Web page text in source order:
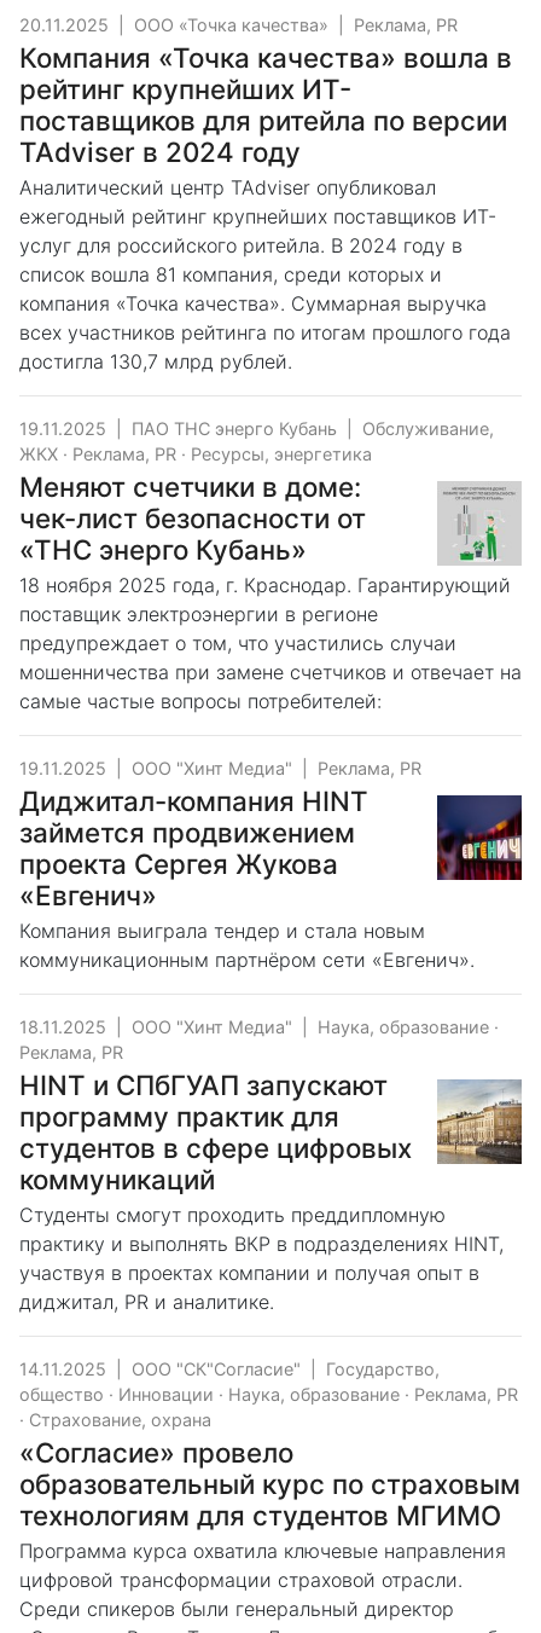
20.11.2025 ООО «Точка качества» Реклама, PR
Компания «Точка качества» вошла в
рейтинг крупнейших ИТ-
поставщиков для ритейла по версии
TAdviser в 2024 году
Аналитический центр TAdviser опубликовал
ежегодный рейтинг крупнейших поставщиков ИТ-
услуг для российского ритейла. В 2024 году в
список вошла 81 компания, среди которых и
компания «Точка качества». Суммарная выручка
всех участников рейтинга по итогам прошлого года
достигла 130,7 млрд рублей.
19.11.2025 ПАО ТНС энерго Кубань
Обслуживание,
ЖКХ · Реклама, PR · Ресурсы, энергетика
Меняют счетчики в доме:
чек-лист безопасности от
«ТНС энерго Кубань»
18 ноября 2025 года, г. Краснодар. Гарантирующий
поставщик электроэнергии в регионе
предупреждает о том, что участились случаи
мошенничества при замене счетчиков и отвечает на
самые частые вопросы потребителей:
19.11.2025 ООО "Хинт Медиа" Реклама, PR
Диджитал-компания HINT
займется продвижением
проекта Сергея Жукова
«Евгенич»
Компания выиграла тендер и стала новым
коммуникационным партнёром сети «Евгенич».
18.11.2025 ООО "Хинт Медиа" Наука, образование ·
Реклама, PR
HINT и СПбГУАП запускают
программу практик для
студентов в сфере цифровых
коммуникаций
Студенты смогут проходить преддипломную
практику и выполнять ВКР в подразделениях HINT,
участвуя в проектах компании и получая опыт в
диджитал, PR и аналитике.
14.11.2025 ООО "СК"Согласие"
Государство,
общество · Инновации · Наука, образование · Реклама, PR
· Страхование, охрана
«Согласие» провело
образовательный курс по страховым
технологиям для студентов МГИМО
Программа курса охватила ключевые направления
цифровой трансформации страховой отрасли.
Среди спикеров были генеральный директор